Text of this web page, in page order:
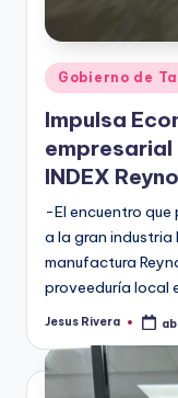
Publicado
en
Gobierno de
Impulsa
empresarial
INDEX
-El encuentro que
a la gran
manufactura
proveeduría local
Publicado
Jesus Rivera